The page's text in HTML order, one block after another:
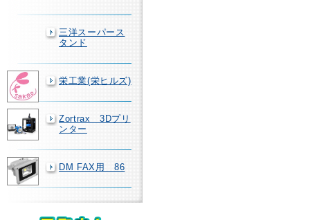
三洋スーパース
タンド
栄工業(栄ヒルズ)
Zortrax 3Dプリ
ンター
DM FAX用 86